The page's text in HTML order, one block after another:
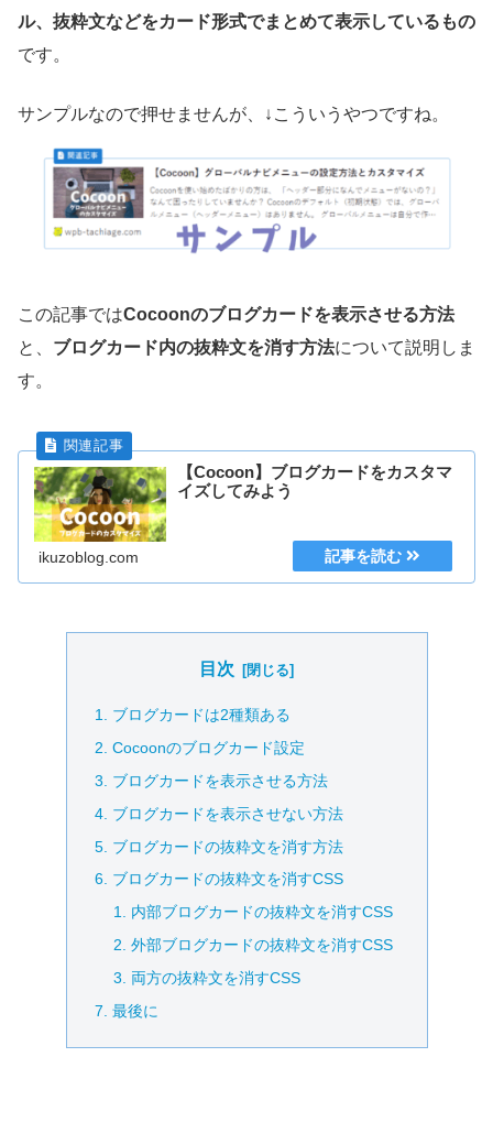
ル、抜粋文などをカード形式でまとめて表示しているもの
です。
サンプルなので押せませんが、↓こういうやつですね。
この記事ではCocoonのブログカードを表示させる方法
と、 ブログカード内の抜粋文を消す方法について説明しま
す。
【Cocoon】ブログカードをカスタマ
イズしてみよう
ikuzoblog.com
目次
ブログカードは2種類ある
Cocoonのブログカード設定
ブログカードを表示させる方法
ブログカードを表示させない方法
ブログカードの抜粋文を消す方法
ブログカードの抜粋文を消すCSS
内部ブログカードの抜粋文を消すCSS
外部ブログカードの抜粋文を消すCSS
両方の抜粋文を消すCSS
最後に